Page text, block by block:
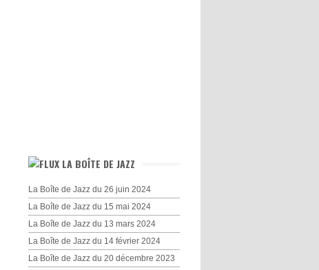
LA BOÎTE DE JAZZ
La Boîte de Jazz du 26 juin 2024
La Boîte de Jazz du 15 mai 2024
La Boîte de Jazz du 13 mars 2024
La Boîte de Jazz du 14 février 2024
La Boîte de Jazz du 20 décembre 2023